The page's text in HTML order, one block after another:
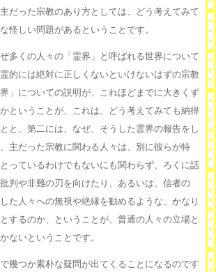
だった宗教のあり方としては、どう考えてみて
怪しい問題があるということです。
多くの人々の「霊界」と呼ばれる世界について
的には絶対に正しくないといけないはずの宗教
」についての説明が、これほどまでに大きくず
ということが、これは、どう考えてみても納得
と、第二には、なぜ、そうした霊界の報告をし
主だった宗教に関わる人々は、別に彼らが特
っているわけでもないにも関わらず、ろくに話
判や非難の刃を向けたり、あるいは、信者の
た人々への無視や絶縁を勧めるような、かなり
するのか、ということが、普通の人々の立場と
ないということです。
幾つか素朴な疑問が出てくることになるのです